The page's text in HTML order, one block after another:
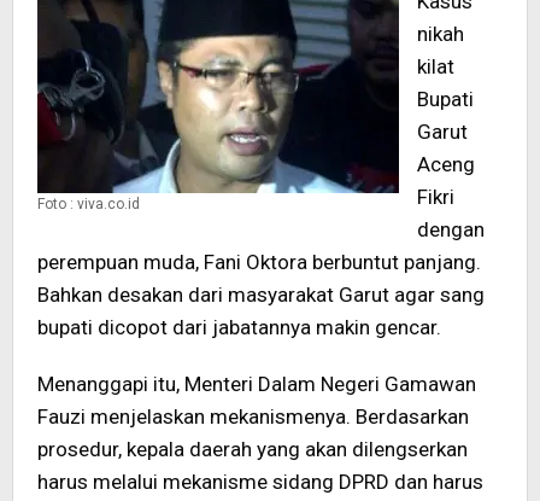
Foto : viva.co.id
nikah
kilat
Bupati
Garut
Aceng
Fikri
dengan
perempuan muda, Fani Oktora berbuntut panjang.
Bahkan desakan dari masyarakat Garut agar sang
bupati dicopot dari jabatannya makin gencar.
Menanggapi itu, Menteri Dalam Negeri Gamawan
Fauzi menjelaskan mekanismenya. Berdasarkan
prosedur, kepala daerah yang akan dilengserkan
harus melalui mekanisme sidang DPRD dan harus